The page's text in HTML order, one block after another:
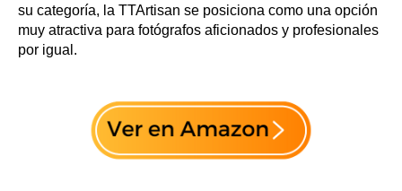
su categoría, la TTArtisan se posiciona como una opción
muy atractiva para fotógrafos aficionados y profesionales
por igual.